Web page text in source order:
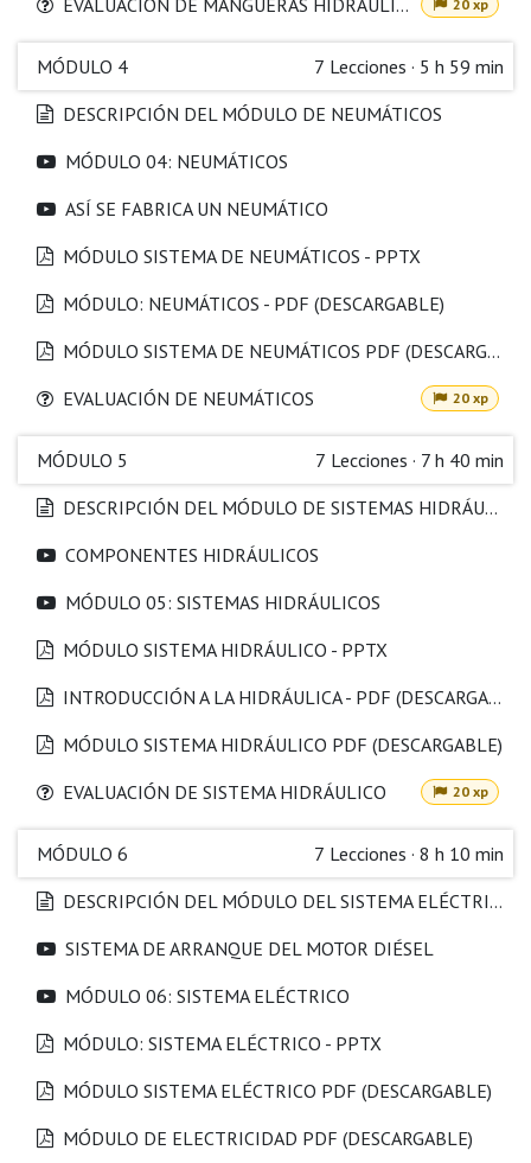
EVALUACIÓN DE MANGUERAS HIDRÁULICAS 20 xp
MÓDULO 4 7 Lecciones · 5 h 59 min
DESCRIPCIÓN DEL MÓDULO DE NEUMÁTICOS
MÓDULO 04: NEUMÁTICOS
ASÍ SE FABRICA UN NEUMÁTICO
MÓDULO SISTEMA DE NEUMÁTICOS - PPTX
MÓDULO: NEUMÁTICOS - PDF (DESCARGABLE)
MÓDULO SISTEMA DE NEUMÁTICOS PDF (DESCARGABLE)
EVALUACIÓN DE NEUMÁTICOS
20 xp
MÓDULO 5 7 Lecciones · 7 h 40 min
DESCRIPCIÓN DEL MÓDULO DE SISTEMAS HIDRÁULICOS
COMPONENTES HIDRÁULICOS
MÓDULO 05: SISTEMAS HIDRÁULICOS
MÓDULO SISTEMA HIDRÁULICO - PPTX
INTRODUCCIÓN A LA HIDRÁULICA - PDF (DESCARGABLE)
MÓDULO SISTEMA HIDRÁULICO PDF (DESCARGABLE)
EVALUACIÓN DE SISTEMA HIDRÁULICO
20 xp
MÓDULO 6 7 Lecciones · 8 h 10 min
DESCRIPCIÓN DEL MÓDULO DEL SISTEMA ELÉCTRICO
SISTEMA DE ARRANQUE DEL MOTOR DIÉSEL
MÓDULO 06: SISTEMA ELÉCTRICO
MÓDULO: SISTEMA ELÉCTRICO - PPTX
MÓDULO SISTEMA ELÉCTRICO PDF (DESCARGABLE)
MÓDULO DE ELECTRICIDAD PDF (DESCARGABLE)